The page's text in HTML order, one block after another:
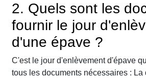
2. Quels sont les
fournir le jour
d'une épave ?
C'est le jour d'enlèvement d'épave
tous les documents nécessaires :